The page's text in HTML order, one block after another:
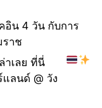
อิน 4 วัน กับการ
ราช
าเลย ที่นี่
แลนด์ @ วัง